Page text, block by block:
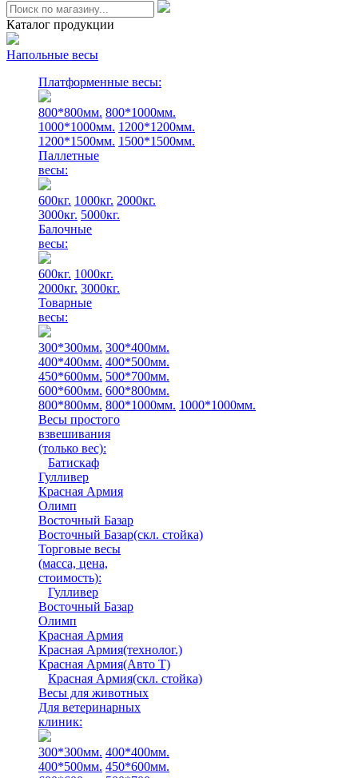
Каталог продукции
Напольные весы
Платформенные весы:
800*800мм. 800*1000мм.
1000*1000мм. 1200*1200мм.
1200*1500мм. 1500*1500мм.
Паллетные
весы:
600кг. 1000кг. 2000кг.
3000кг. 5000кг.
Балочные
весы:
600кг. 1000кг.
2000кг. 3000кг.
Товарные
весы:
300*300мм. 300*400мм.
400*400мм. 400*500мм.
450*600мм. 500*700мм.
600*600мм. 600*800мм.
800*800мм. 800*1000мм. 1000*1000мм.
Весы простого
взвешивания
(только вес):
Батискаф
Гулливер
Красная Армия
Олимп
Восточный Базар
Восточный Базар(скл. стойка)
Торговые весы
(масса, цена,
стоимость):
Гулливер
Восточный Базар
Олимп
Красная Армия
Красная Армия(технолог.)
Красная Армия(Авто Т)
Красная Армия(скл. стойка)
Весы для животных
Для ветеринарных
клиник:
300*300мм. 400*400мм.
400*500мм. 450*600мм.